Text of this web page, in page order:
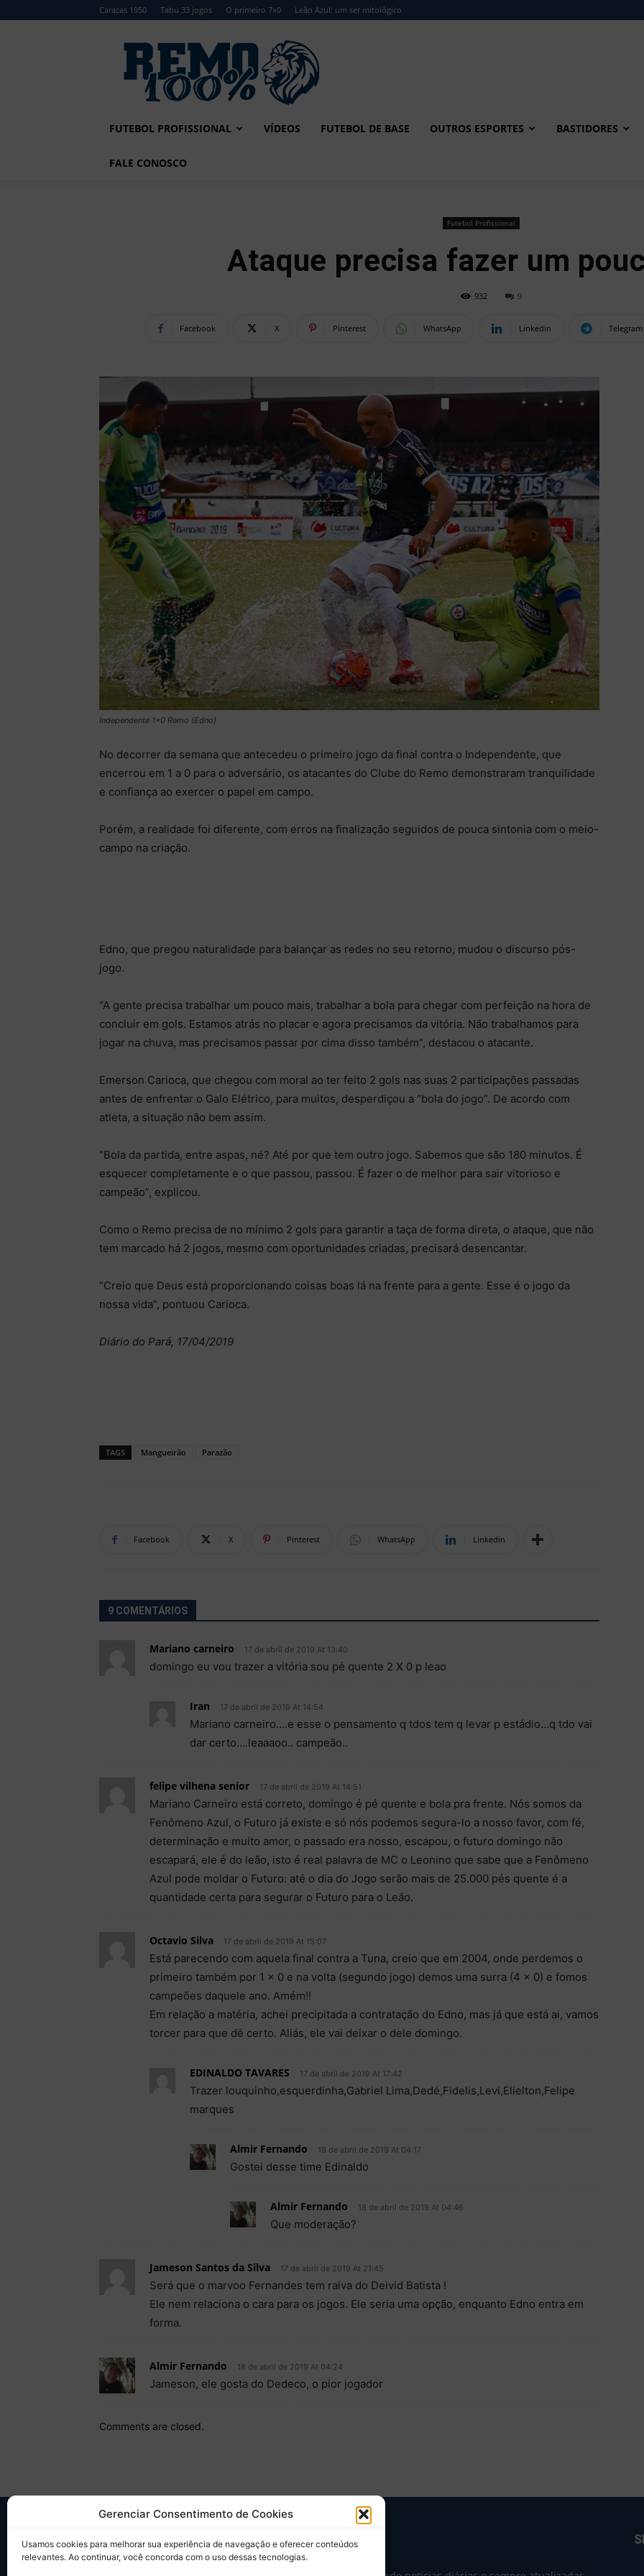
Gerenciar Consentimento de Cookies
Usamos cookies para melhorar sua experiência de navegação e oferecer conteúdos
relevantes. Ao continuar, você concorda com o uso dessas tecnologias.
Caracas 1950 Tabu 33 jogos O primeiro 7×0 Leão Azul: um ser mitológico
Remo
FUTEBOL PROFISSIONAL VÍDEOS FUTEBOL DE BASE OUTROS ESPORTES BASTIDORES
FALE CONOSCO
Futebol Profissional
Ataque precisa fazer um
932 9
Facebook X Pinterest WhatsApp Linkedin Telegram
Independente 1x0 Remo (Edno)
No decorrer da semana que antecedeu o primeiro jogo da final contra o Independente, que
encerrou em 1 a 0 para o adversário, os atacantes do Clube do Remo demonstraram tranquilidade
e confiança ao exercer o papel em campo.
Porém, a realidade foi diferente, com erros na finalização seguidos de pouca sintonia com o meio-
campo na criação.
Edno, que pregou naturalidade para balançar as redes no seu retorno, mudou o discurso pós-
jogo.
“A gente precisa trabalhar um pouco mais, trabalhar a bola para chegar com perfeição na hora de
concluir em gols. Estamos atrás no placar e agora precisamos da vitória. Não trabalhamos para
jogar na chuva, mas precisamos passar por cima disso também”, destacou o atacante.
Emerson Carioca, que chegou com moral ao ter feito 2 gols nas suas 2 participações passadas
antes de enfrentar o Galo Elétrico, para muitos, desperdiçou a “bola do jogo”. De acordo com
atleta, a situação não bem assim.
“Bola da partida, entre aspas, né? Até por que tem outro jogo. Sabemos que são 180 minutos. É
esquecer completamente e o que passou, passou. É fazer o de melhor para sair vitorioso e
campeão”, explicou.
Como o Remo precisa de no mínimo 2 gols para garantir a taça de forma direta, o ataque, que não
tem marcado há 2 jogos, mesmo com oportunidades criadas, precisará desencantar.
“Creio que Deus está proporcionando coisas boas lá na frente para a gente. Esse é o jogo da
nossa vida”, pontuou Carioca.
Diário do Pará, 17/04/2019
TAGS Mangueirão Parazão
Facebook X Pinterest WhatsApp Linkedin
9 COMENTÁRIOS
Mariano carneiro 17 de abril de 2019 At 13:40
domingo eu vou trazer a vitória sou pé quente 2 X 0 p leao
Iran 17 de abril de 2019 At 14:54
Mariano carneiro….e esse o pensamento q tdos tem q levar p estádio…q tdo vai
dar certo….leaaaoo.. campeão..
felipe vilhena senior 17 de abril de 2019 At 14:51
Mariano Carneiro está correto, domingo é pé quente e bola pra frente. Nós somos da
Fenômeno Azul, o Futuro já existe e só nós podemos segura-lo a nosso favor, com fé,
determinação e muito amor, o passado era nosso, escapou, o futuro domingo não
escapará, ele é do leão, isto é real palavra de MC o Leonino que sabe que a Fenômeno
Azul pode moldar o Futuro: até o dia do Jogo serão mais de 25.000 pés quente é a
quantidade certa para segurar o Futuro para o Leão.
Octavio Silva 17 de abril de 2019 At 15:07
Está parecendo com aquela final contra a Tuna, creio que em 2004, onde perdemos o
primeiro também por 1 x 0 e na volta (segundo jogo) demos uma surra (4 x 0) e fomos
campeões daquele ano. Amém!!
Em relação a matéria, achei precipitada a contratação do Edno, mas já que está ai, vamos
torcer para que dê certo. Aliás, ele vai deixar o dele domingo.
EDINALDO TAVARES 17 de abril de 2019 At 17:42
Trazer louquinho,esquerdinha,Gabriel Lima,Dedé,Fidelis,Levi,Elielton,Felipe
marques
Almir Fernando 18 de abril de 2019 At 04:17
Gostei desse time Edinaldo
Almir Fernando 18 de abril de 2019 At 04:46
Que moderação?
Jameson Santos da Silva 17 de abril de 2019 At 21:45
Será que o marvoo Fernandes tem raiva do Deivid Batista !
Ele nem relaciona o cara para os jogos. Ele seria uma opção, enquanto Edno entra em
forma.
Almir Fernando 18 de abril de 2019 At 04:24
Jameson, ele gosta do Dedeco, o pior jogador
Comments are closed.
SOBRE NÓS